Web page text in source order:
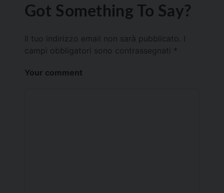
Got Something To Say?
Il tuo indirizzo email non sarà pubblicato.
campi obbligatori sono contrassegnati *
Your comment